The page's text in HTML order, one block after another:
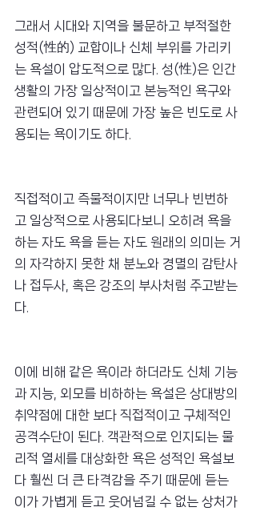
그래서 시대와 지역을 불문하고 부적절한
성적(性的) 교합이나 신체 부위를 가리키
는 욕설이 압도적으로 많다. 성(性)은 인간
생활의 가장 일상적이고 본능적인 욕구와
관련되어 있기 때문에 가장 높은 빈도로 사
용되는 욕이기도 하다.
직접적이고 즉물적이지만 너무나 빈번하
고 일상적으로 사용되다보니 오히려 욕을
하는 자도 욕을 듣는 자도 원래의 의미는 거
의 자각하지 못한 채 분노와 경멸의 감탄사
나 접두사, 혹은 강조의 부사처럼 주고받는
다.
이에 비해 같은 욕이라 하더라도 신체 기능
과 지능, 외모를 비하하는 욕설은 상대방의
취약점에 대한 보다 직접적이고 구체적인
공격수단이 된다. 객관적으로 인지되는 물
리적 열세를 대상화한 욕은 성적인 욕설보
다 훨씬 더 큰 타격감을 주기 때문에 듣는
이가 가볍게 듣고 웃어넘길 수 없는 상처가